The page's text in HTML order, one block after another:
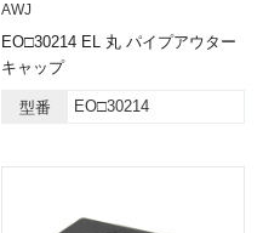
AWJ
EO□30214 EL 丸 パイプアウター
キャップ
型番 EO□30214